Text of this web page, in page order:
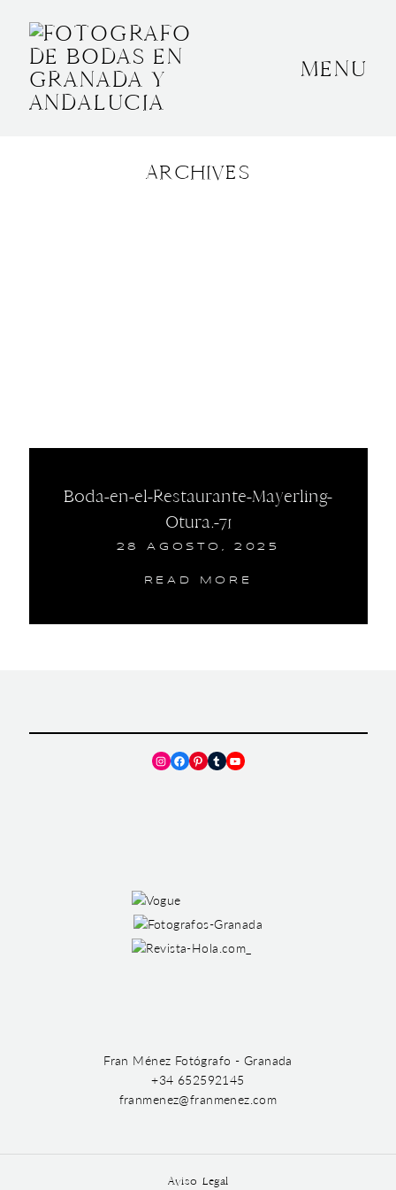
MENU
ARCHIVES
Boda-en-el-Restaurante-Mayerling-
Otura.-71
28 AGOSTO, 2025
READ MORE
BODAS
Instagram
Facebook
Pinterest
TumblrYouTube
Fran Ménez Fotógrafo - Granada
+34 652592145
franmenez@franmenez.com
Aviso Legal